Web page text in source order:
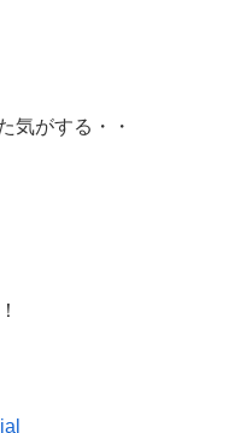
気がする・・